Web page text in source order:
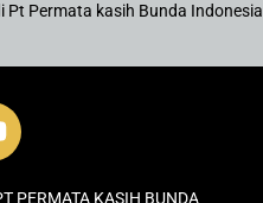
Permata kasih Bunda Indonesia
PERMATA KASIH BUNDA